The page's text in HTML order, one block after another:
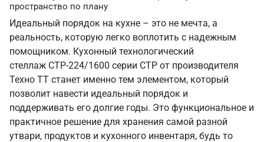
пространство по плану
Идеальный порядок на кухне – это не мечта, а
реальность, которую легко воплотить с надежным
помощником. Кухонный технологический
стеллаж СТР-224/1600 серии СТР от производителя
Техно ТТ станет именно тем элементом, который
позволит навести идеальный порядок и
поддерживать его долгие годы. Это функциональное и
практичное решение для хранения самой разной
утвари, продуктов и кухонного инвентаря, будь то